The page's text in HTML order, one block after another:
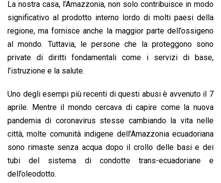
La nostra casa, l’Amazzonia, non solo contribuisce in modo
significativo al prodotto interno lordo di molti paesi della
regione, ma fornisce anche la maggior parte dell’ossigeno
al mondo. Tuttavia, le persone che la proteggono sono
private di diritti fondamentali come i servizi di base,
l’istruzione e la salute.
Uno degli esempi più recenti di questi abusi è avvenuto il 7
aprile. Mentre il mondo cercava di capire come la nuova
pandemia di coronavirus stesse cambiando la vita nelle
città, molte comunità indigene dell’Amazzonia ecuadoriana
sono rimaste senza acqua dopo il crollo delle basi e dei
tubi del sistema di condotte trans-ecuadoriane e
dell’oleodotto.